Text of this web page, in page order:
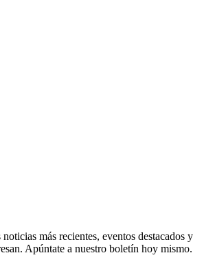
más recientes, eventos destacados y
Apúntate a nuestro boletín hoy mismo.